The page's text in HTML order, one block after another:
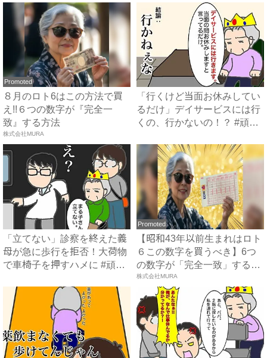
Promoted
８月のロト6はこの方法で買
え!!６つの数字が『完全一
致』する方法
株式会社MURA
「行くけど当面お休みしてい
るだけ」デイサービスには行
くの、行かないの！？ #頑
「立てない」診察を終えた義
母が急に歩行を拒否！大荷物
で車椅子を押すハメに #頑
Promoted
【昭和43年以前生まれはロト
６この数字を買うべき】6つ
の数字が「完全一致」する
方...
株式会社MURA